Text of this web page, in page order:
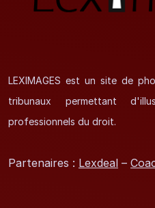
LEXIMAGES est un site de
tribunaux permettant
professionnels du droit.
Partenaires : Lexdeal –